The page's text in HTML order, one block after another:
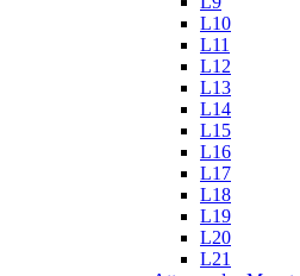
L10
L11
L12
L13
L14
L15
L16
L17
L18
L19
L20
L21